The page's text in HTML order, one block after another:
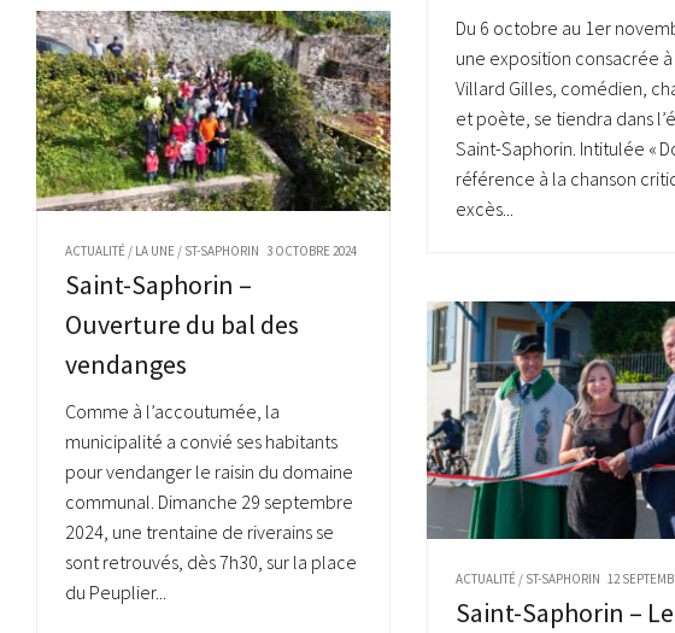
Du 6 octobre au 1er
une exposition consacrée
Villard Gilles, comédien,
et poète, se tiendra dans
Saint-Saphorin. Intitulée «
référence à la chanson
excès...
ACTUALITÉ / LA UNE / ST-SAPHORIN 3 OCTOBRE 2024
Saint-Saphorin –
Ouverture du bal des
vendanges
Comme à l’accoutumée, la
municipalité a convié ses habitants
pour vendanger le raisin du domaine
communal. Dimanche 29 septembre
2024, une trentaine de riverains se
sont retrouvés, dès 7h30, sur la place
du Peuplier...
ACTUALITÉ / ST-SAPHORIN 12
Saint-Saphorin – Le